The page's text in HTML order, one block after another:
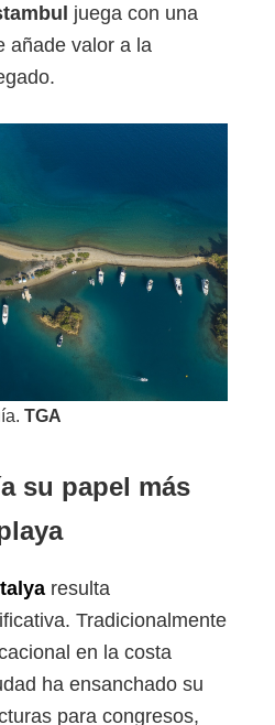
juega con una
añade valor a la
TGA
su papel más
resulta
Tradicionalmente
en la costa
ha ensanchado su
para congresos,